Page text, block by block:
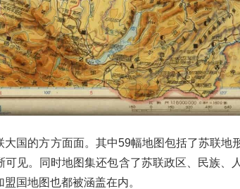
大国的方方面面。其中59幅地图包括了苏联地
可见。同时地图集还包含了苏联政区、民族、
国地图也都被涵盖在内。